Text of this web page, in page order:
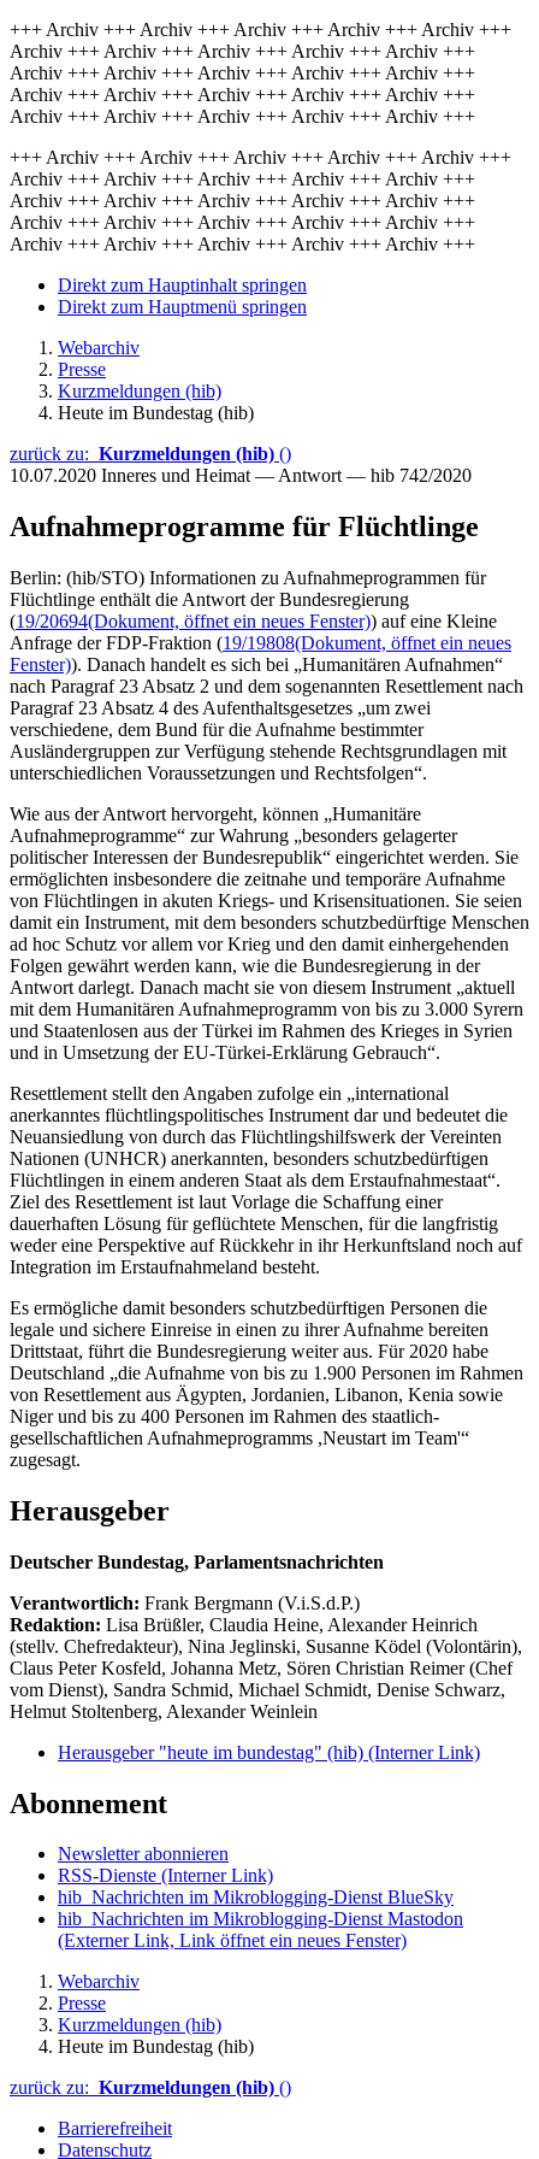
+++ Archiv +++ Archiv +++ Archiv +++ Archiv +++ Archiv +++
Archiv +++ Archiv +++ Archiv +++ Archiv +++ Archiv +++
Archiv +++ Archiv +++ Archiv +++ Archiv +++ Archiv +++
Archiv +++ Archiv +++ Archiv +++ Archiv +++ Archiv +++
Archiv +++ Archiv +++ Archiv +++ Archiv +++ Archiv +++
+++ Archiv +++ Archiv +++ Archiv +++ Archiv +++ Archiv +++
Archiv +++ Archiv +++ Archiv +++ Archiv +++ Archiv +++
Archiv +++ Archiv +++ Archiv +++ Archiv +++ Archiv +++
Archiv +++ Archiv +++ Archiv +++ Archiv +++ Archiv +++
Archiv +++ Archiv +++ Archiv +++ Archiv +++ Archiv +++
Direkt zum Hauptinhalt springen
Direkt zum Hauptmenü springen
Webarchiv
Presse
Kurzmeldungen (hib)
Heute im Bundestag (hib)
zurück zu: Kurzmeldungen (hib) ()
10.07.2020 Inneres und Heimat — Antwort — hib 742/2020
Aufnahmeprogramme für Flüchtlinge
Berlin: (hib/STO) Informationen zu Aufnahmeprogrammen für
Flüchtlinge enthält die Antwort der Bundesregierung
(19/20694(Dokument, öffnet ein neues Fenster)) auf eine Kleine
Anfrage der FDP-Fraktion (19/19808(Dokument, öffnet ein neues
Fenster)). Danach handelt es sich bei „Humanitären Aufnahmen“
nach Paragraf 23 Absatz 2 und dem sogenannten Resettlement nach
Paragraf 23 Absatz 4 des Aufenthaltsgesetzes „um zwei
verschiedene, dem Bund für die Aufnahme bestimmter
Ausländergruppen zur Verfügung stehende Rechtsgrundlagen mit
unterschiedlichen Voraussetzungen und Rechtsfolgen“.
Wie aus der Antwort hervorgeht, können „Humanitäre
Aufnahmeprogramme“ zur Wahrung „besonders gelagerter
politischer Interessen der Bundesrepublik“ eingerichtet werden. Sie
ermöglichten insbesondere die zeitnahe und temporäre Aufnahme
von Flüchtlingen in akuten Kriegs- und Krisensituationen. Sie seien
damit ein Instrument, mit dem besonders schutzbedürftige Menschen
ad hoc Schutz vor allem vor Krieg und den damit einhergehenden
Folgen gewährt werden kann, wie die Bundesregierung in der
Antwort darlegt. Danach macht sie von diesem Instrument „aktuell
mit dem Humanitären Aufnahmeprogramm von bis zu 3.000 Syrern
und Staatenlosen aus der Türkei im Rahmen des Krieges in Syrien
und in Umsetzung der EU-Türkei-Erklärung Gebrauch“.
Resettlement stellt den Angaben zufolge ein „international
anerkanntes flüchtlingspolitisches Instrument dar und bedeutet die
Neuansiedlung von durch das Flüchtlingshilfswerk der Vereinten
Nationen (UNHCR) anerkannten, besonders schutzbedürftigen
Flüchtlingen in einem anderen Staat als dem Erstaufnahmestaat“.
Ziel des Resettlement ist laut Vorlage die Schaffung einer
dauerhaften Lösung für geflüchtete Menschen, für die langfristig
weder eine Perspektive auf Rückkehr in ihr Herkunftsland noch auf
Integration im Erstaufnahmeland besteht.
Es ermögliche damit besonders schutzbedürftigen Personen die
legale und sichere Einreise in einen zu ihrer Aufnahme bereiten
Drittstaat, führt die Bundesregierung weiter aus. Für 2020 habe
Deutschland „die Aufnahme von bis zu 1.900 Personen im Rahmen
von Resettlement aus Ägypten, Jordanien, Libanon, Kenia sowie
Niger und bis zu 400 Personen im Rahmen des staatlich-
gesellschaftlichen Aufnahmeprogramms ,Neustart im Team'“
zugesagt.
Herausgeber
Deutscher Bundestag, Parlamentsnachrichten
Verantwortlich: Frank Bergmann (V.i.S.d.P.)
Redaktion: Lisa Brüßler, Claudia Heine, Alexander Heinrich
(stellv. Chefredakteur), Nina Jeglinski, Susanne Ködel (Volontärin),
Claus Peter Kosfeld, Johanna Metz, Sören Christian Reimer (Chef
vom Dienst), Sandra Schmid, Michael Schmidt, Denise Schwarz,
Helmut Stoltenberg, Alexander Weinlein
Herausgeber "heute im bundestag" (hib) (Interner Link)
Abonnement
Newsletter abonnieren
RSS-Dienste (Interner Link)
hib_Nachrichten im Mikroblogging-Dienst BlueSky
hib_Nachrichten im Mikroblogging-Dienst Mastodon
(Externer Link, Link öffnet ein neues Fenster)
Webarchiv
Presse
Kurzmeldungen (hib)
Heute im Bundestag (hib)
zurück zu: Kurzmeldungen (hib) ()
Barrierefreiheit
Datenschutz